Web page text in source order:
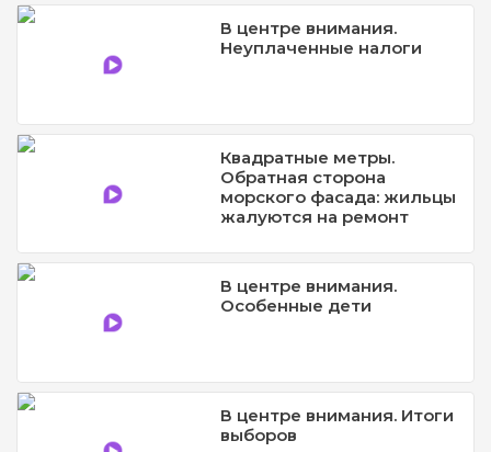
В центре внимания.
Неуплаченные налоги
Квадратные метры.
Обратная сторона
морского фасада: жильцы
жалуются на ремонт
В центре внимания.
Особенные дети
В центре внимания. Итоги
выборов